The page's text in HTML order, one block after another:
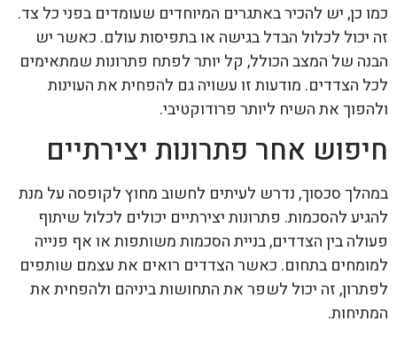
כמו כן, יש להכיר באתגרים המיוחדים שעומדים בפני כל צד.
זה יכול לכלול הבדל בגישה או בתפיסות עולם. כאשר יש
הבנה של המצב הכולל, קל יותר לפתח פתרונות שמתאימים
לכל הצדדים. מודעות זו עשויה גם להפחית את העוינות
ולהפוך את השיח ליותר פרודוקטיבי.
חיפוש אחר פתרונות יצירתיים
במהלך סכסוך, נדרש לעיתים לחשוב מחוץ לקופסה על מנת
להגיע להסכמות. פתרונות יצירתיים יכולים לכלול שיתוף
פעולה בין הצדדים, בניית הסכמות משותפות או אף פנייה
למומחים בתחום. כאשר הצדדים רואים את עצמם שותפים
לפתרון, זה יכול לשפר את התחושות ביניהם ולהפחית את
המתיחות.